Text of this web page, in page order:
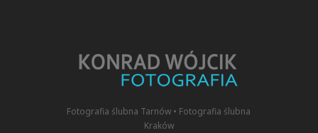
Fotografia ślubna Tarnów • Fotografia ślubna
Kraków